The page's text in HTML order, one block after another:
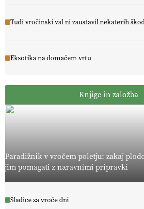
Tudi vročinski val ni zaustavil nekaterih
Eksotika na domačem vrtu
Knjige in založba
Paradižnik v vročem poletju: zakaj
jim pomagati z naravnimi pripravki
Sladice za vroče dni